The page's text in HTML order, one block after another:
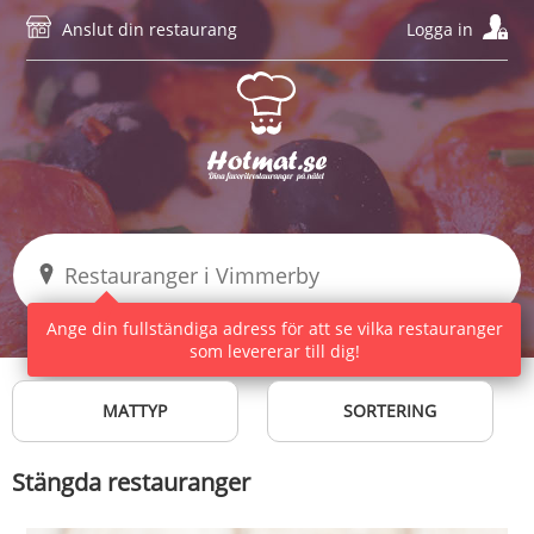
Logga in
Anslut din restaurang
Ange din fullständiga adress för att se vilka restauranger
som levererar till dig!
MATTYP SORTERING
Stängda restauranger